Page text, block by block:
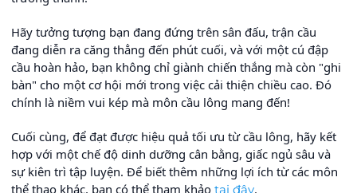
Hãy tưởng tượng bạn đang đứng trên sân đấu, trận cầu
đang diễn ra căng thẳng đến phút cuối, và với một cú đập
cầu hoàn hảo, bạn không chỉ giành chiến thắng mà còn "ghi
bàn" cho một cơ hội mới trong việc cải thiện chiều cao. Đó
chính là niềm vui kép mà môn cầu lông mang đến!
Cuối cùng, để đạt được hiệu quả tối ưu từ cầu lông, hãy kết
hợp với một chế độ dinh dưỡng cân bằng, giấc ngủ sâu và
sự kiên trì tập luyện. Để biết thêm những lợi ích từ các môn
thể thao khác, bạn có thể tham khảo tại đây.